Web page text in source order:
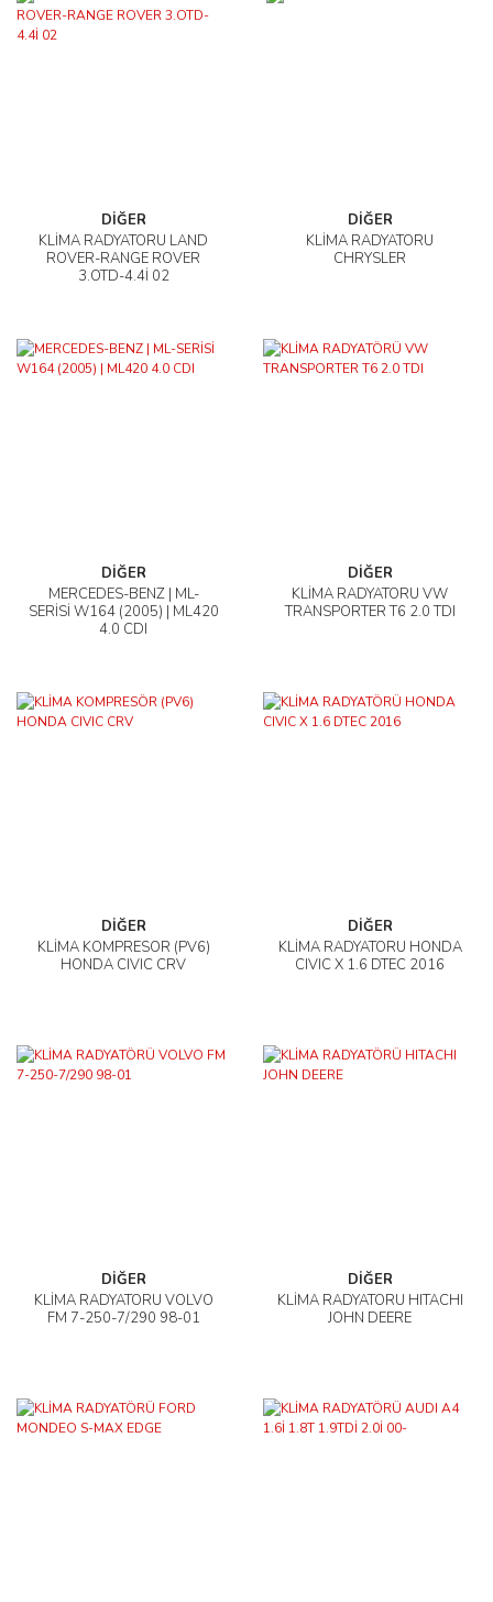
DİĞER
KLİMA RADYATÖRÜ LAND
ROVER-RANGE ROVER
3.OTD-4.4İ 02
DİĞER
KLİMA RADYATÖRÜ
CHRYSLER
DİĞER
MERCEDES-BENZ | ML-
SERİSİ W164 (2005) | ML420
4.0 CDI
DİĞER
KLİMA RADYATÖRÜ VW
TRANSPORTER T6 2.0 TDI
DİĞER
KLİMA KOMPRESÖR (PV6)
HONDA CIVIC CRV
DİĞER
KLİMA RADYATÖRÜ HONDA
CIVIC X 1.6 DTEC 2016
DİĞER
KLİMA RADYATÖRÜ VOLVO
FM 7-250-7/290 98-01
DİĞER
KLİMA RADYATÖRÜ HITACHI
JOHN DEERE